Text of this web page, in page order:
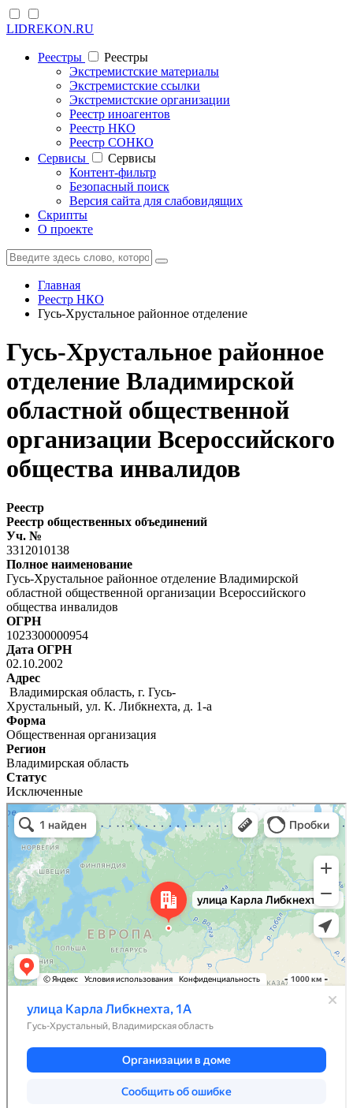
LIDREKON.RU
Реестры
Реестры
Экстремистские материалы
Экстремистские ссылки
Экстремистские организации
Реестр иноагентов
Реестр НКО
Реестр СОНКО
Cервисы
Cервисы
Контент-фильтр
Безопасный поиск
Версия сайта для слабовидящих
Скрипты
О проекте
Главная
Реестр НКО
Гусь-Хрустальное районное отделение
Гусь-Хрустальное районное
отделение Владимирской
областной общественной
организации Всероссийского
общества инвалидов
Реестр
Реестр общественных объединений
Уч. №
3312010138
Полное наименование
Гусь-Хрустальное районное отделение Владимирской
областной общественной организации Всероссийского
общества инвалидов
ОГРН
1023300000954
Дата ОГРН
02.10.2002
Адрес
Владимирская область, г. Гусь-
Хрустальный, ул. К. Либкнехта, д. 1-а
Форма
Общественная организация
Регион
Владимирская область
Статус
Исключенные